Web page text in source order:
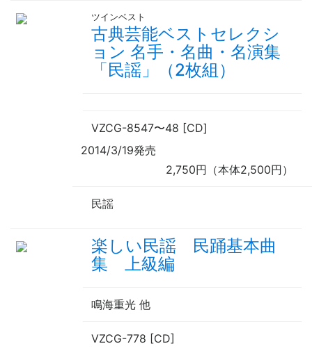
ツインベスト
古典芸能ベストセレクシ
ョン 名手・名曲・名演集
「民謡」（2枚組）
VZCG-8547〜48 [CD]
2014/3/19発売
2,750円（本体2,500円）
民謡
楽しい民謡 民踊基本曲
集 上級編
鳴海重光 他
VZCG-778 [CD]